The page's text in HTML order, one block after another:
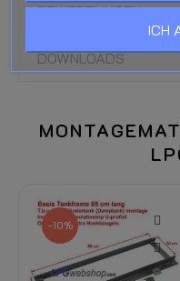
BEWERTUNGEN
DOWNLOADS
ICH